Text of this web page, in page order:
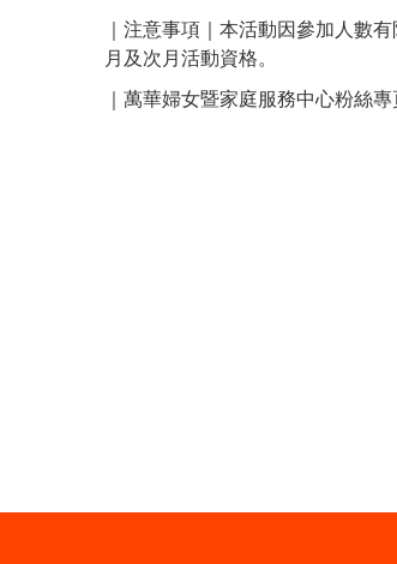
｜注意事項｜本活動因參加人數
月及次月活動資格。
｜萬華婦女暨家庭服務中心粉絲